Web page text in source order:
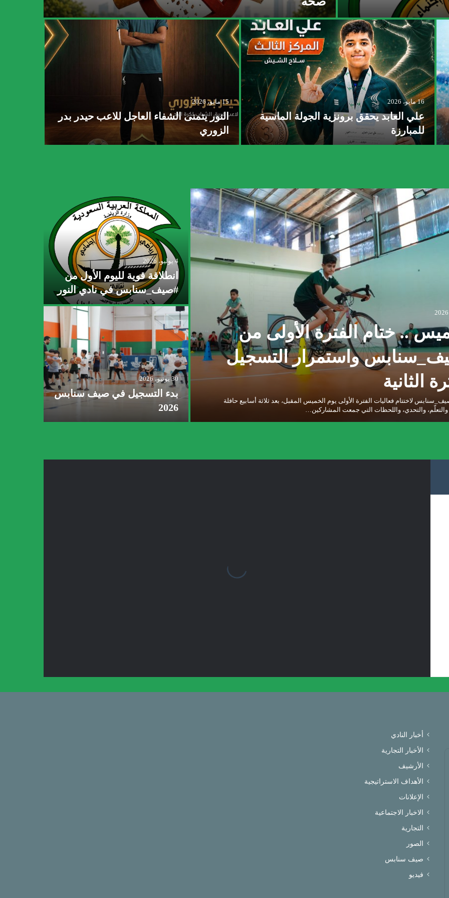
16 مايو، 2026
علي العابد يحقق برونزية الجولة الماسية
للمبارزة
15 مايو، 2026
النور يتمنى الشفاء العاجل للاعب حيدر بدر
الزوري
.. ختام الفترة الأولى من
واستمرار التسجيل
الثانية
لاختتام فعاليات الفترة الأولى يوم الخميس المقبل، بعد ثلاثة أسابيع حافلة
والتعلّم، والتحدي، واللحظات التي جمعت المشاركين…
4 يوليو، 2026
انطلاقة قوية لليوم الأول من
#صيف_سنابس في نادي النور
30 يونيو، 2026
بدء التسجيل في صيف سنابس
2026
أخبار النادي
الأخبار التجارية
الأرشيف
الأهداف الاستراتيجية
الإعلانات
الاخبار الاجتماعية
التجارية
الصور
صيف سنابس
فيديو